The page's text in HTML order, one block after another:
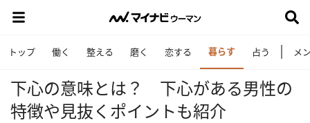
トップ 働く 整える 磨く 恋する 暮らす 占う メ
下心の意味とは？ 下心がある男性の
特徴や見抜くポイントも紹介